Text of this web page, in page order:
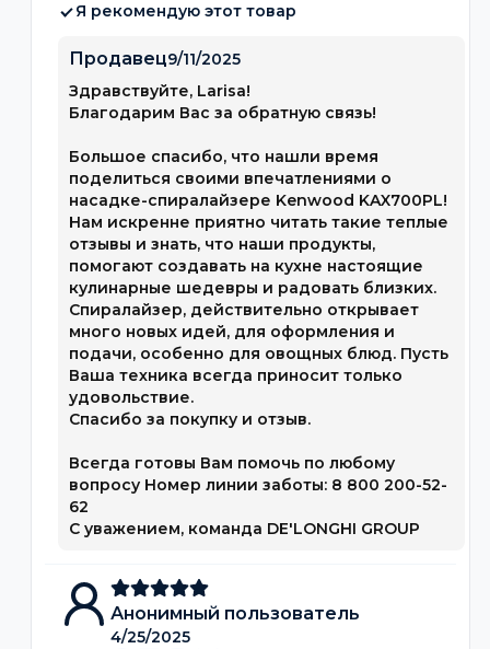
Я рекомендую этот товар
Продавец9/11/2025
Здравствуйте, Larisa!
Благодарим Вас за обратную связь!
Большое спасибо, что нашли время
поделиться своими впечатлениями о
насадке-спиралайзере Kenwood KAX700PL!
Нам искренне приятно читать такие теплые
отзывы и знать, что наши продукты,
помогают создавать на кухне настоящие
кулинарные шедевры и радовать близких.
Спиралайзер, действительно открывает
много новых идей, для оформления и
подачи, особенно для овощных блюд. Пусть
Ваша техника всегда приносит только
удовольствие.
Спасибо за покупку и отзыв.
Всегда готовы Вам помочь по любому
вопросу Номер линии заботы: 8 800 200-52-
62
С уважением, команда DE'LONGHI GROUP
Анонимный пользователь
4/25/2025